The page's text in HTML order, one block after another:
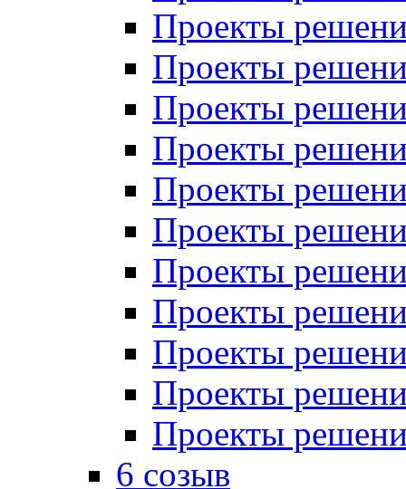
Проекты
Проекты
Проекты
Проекты
Проекты
Проекты
Проекты
Проекты
Проекты
Проекты
Проекты
6 созыв